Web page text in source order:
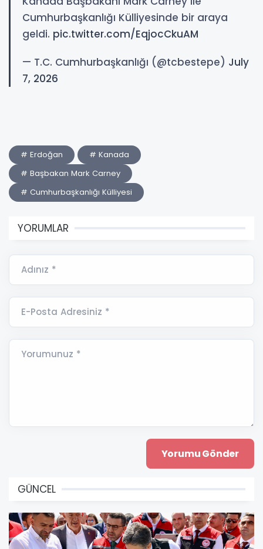
Cumhurbaşkanlığı Külliyesinde bir araya
geldi. pic.twitter.com/EqjocCkuAM
— T.C. Cumhurbaşkanlığı (@tcbestepe) July
7, 2026
# Erdoğan
# Kanada
# Başbakan Mark Carney
# Cumhurbaşkanlığı Külliyesi
YORUMLAR
Adınız *
E-Posta Adresiniz *
Yorumunuz *
GÜNCEL